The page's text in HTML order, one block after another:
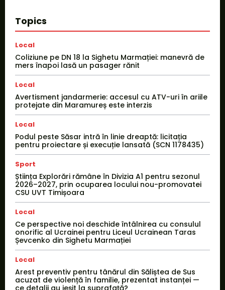
Topics
Local
Coliziune pe DN 18 la Sighetu Marmației: manevră de
mers înapoi lasă un pasager rănit
Local
Avertisment jandarmerie: accesul cu ATV-uri în ariile
protejate din Maramureș este interzis
Local
Podul peste Săsar intră în linie dreaptă: licitația
pentru proiectare și execuție lansată (SCN 1178435)
Sport
Știința Explorări rămâne în Divizia A1 pentru sezonul
2026–2027, prin ocuparea locului nou-promovatei
CSU UVT Timișoara
Local
Ce perspective noi deschide întâlnirea cu consulul
onorific al Ucrainei pentru Liceul Ucrainean Taras
Șevcenko din Sighetu Marmației
Local
Arest preventiv pentru tânărul din Săliștea de Sus
acuzat de violență în familie, prezentat instanței —